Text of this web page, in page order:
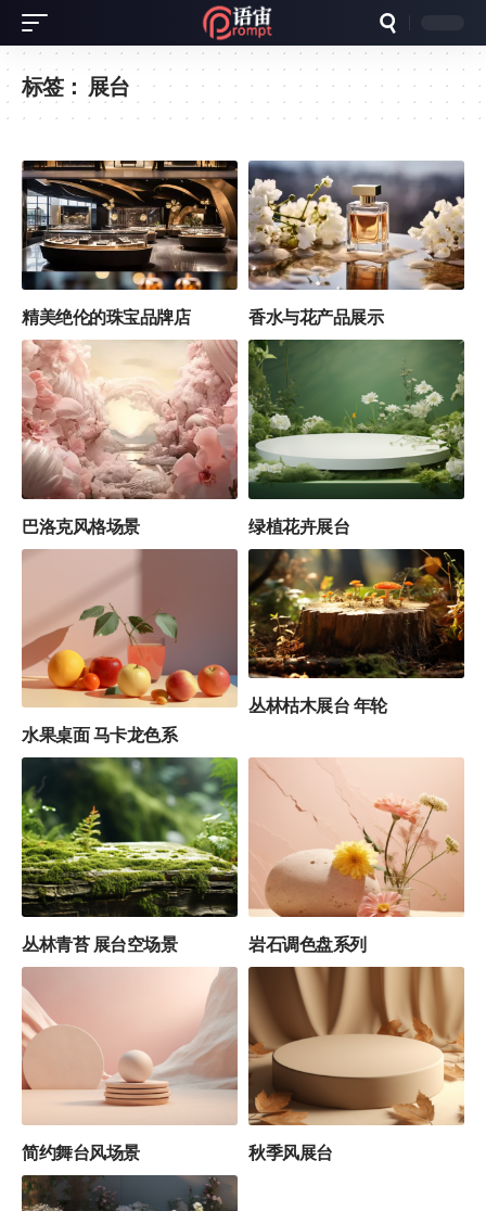
标签： 展台
精美绝伦的珠宝品牌店 香水与花产品展示
9
巴洛克风格场景
6
绿植花卉展台
水果桌面 马卡龙色系
丛林枯木展台 年轮
丛林青苔 展台空场景 岩石调色盘系列
3
简约舞台风场景 秋季风展台
2